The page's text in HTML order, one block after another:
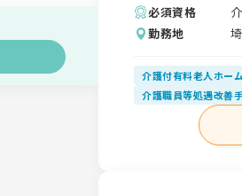
必須資格
勤務地
介護付有料老人ホーム
介護職員等処遇改善